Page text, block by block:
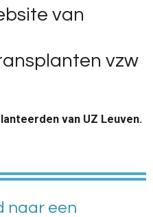
van
vzw
van UZ Leuven.
naar een